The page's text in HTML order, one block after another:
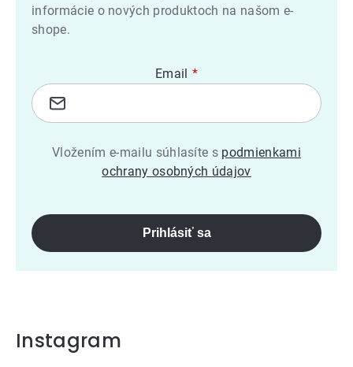
informácie o nových produktoch na našom e-
shope.
Email
Vložením e-mailu súhlasíte s podmienkami
ochrany osobných údajov
Prihlásiť sa
Instagram